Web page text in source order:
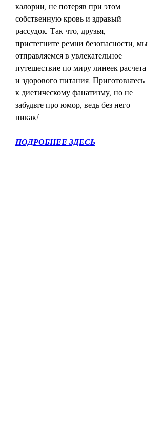
калории, не потеряв при этом
собственную кровь и здравый
рассудок. Так что, друзья,
пристегните ремни безопасности, мы
отправляемся в увлекательное
путешествие по миру линеек расчета
и здорового питания. Приготовьтесь
к диетическому фанатизму, но не
забудьте про юмор, ведь без него
никак!
ПОДРОБНЕЕ ЗДЕСЬ